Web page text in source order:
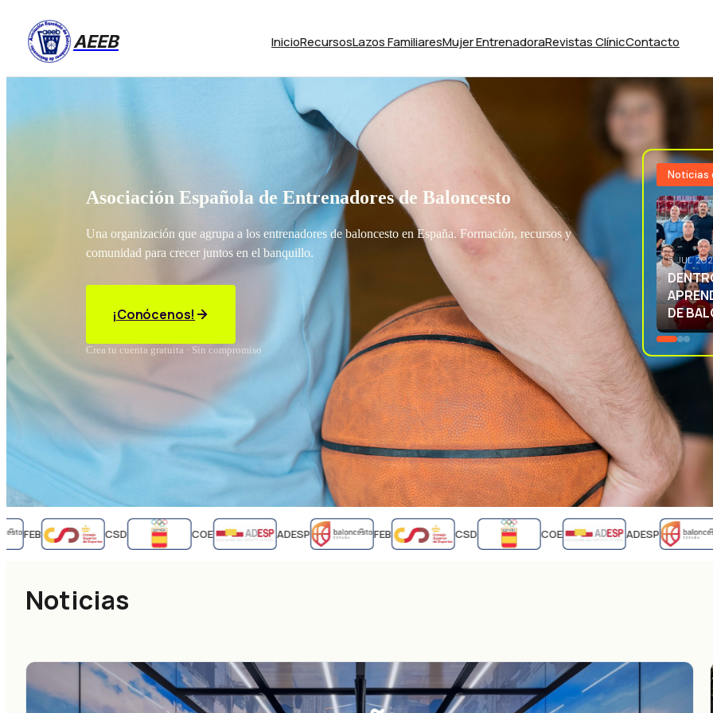
AEEB InicioRecursosLazos FamiliaresMujer EntrenadoraRevistas ClínicContacto
Asociación Española de Entrenadores de Baloncesto
Una organización que agrupa a los entrenadores de baloncesto en España. Formación, recursos y
comunidad para crecer juntos en el banquillo.
¡Conócenos!
Crea tu cuenta gratuita · Sin compromiso
Noticias
3 JUL
LA
FEB CSD COE ADESP FEB CSD COE ADESP
Noticias